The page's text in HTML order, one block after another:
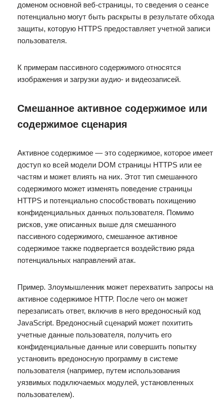
доменом основной веб-страницы, то сведения о сеансе
потенциально могут быть раскрыты в результате обхода
защиты, которую HTTPS предоставляет учетной записи
пользователя.
К примерам пассивного содержимого относятся
изображения и загрузки аудио- и видеозаписей.
Смешанное активное содержимое или
содержимое сценария
Активное содержимое — это содержимое, которое имеет
доступ ко всей модели DOM страницы HTTPS или ее
частям и может влиять на них. Этот тип смешанного
содержимого может изменять поведение страницы
HTTPS и потенциально способствовать похищению
конфиденциальных данных пользователя. Помимо
рисков, уже описанных выше для смешанного
пассивного содержимого, смешанное активное
содержимое также подвергается воздействию ряда
потенциальных направлений атак.
Пример. Злоумышленник может перехватить запросы на
активное содержимое HTTP. После чего он может
перезаписать ответ, включив в него вредоносный код
JavaScript. Вредоносный сценарий может похитить
учетные данные пользователя, получить его
конфиденциальные данные или совершить попытку
установить вредоносную программу в системе
пользователя (например, путем использования
уязвимых подключаемых модулей, установленных
пользователем).